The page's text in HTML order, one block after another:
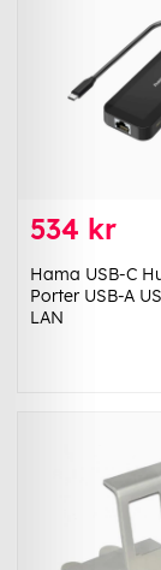
534 kr
Hama USB-C
Porter USB-A
LAN